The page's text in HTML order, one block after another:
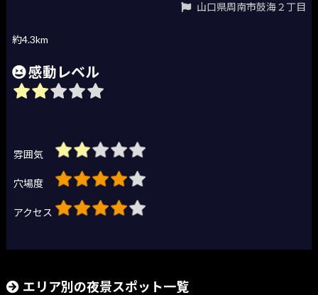
山口県周南市鼓海２丁目
約4.3km
感動レベル
雰囲気
穴場度
アクセス
エリア別の夜景スポット一覧